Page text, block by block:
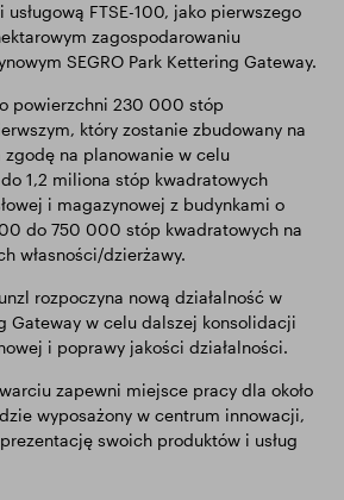
FTSE-100, jako pierwszego
zagospodarowaniu
SEGRO Park Kettering Gateway.
powierzchni 230 000 stóp
który zostanie zbudowany na
na planowanie w celu
1,2 miliona stóp kwadratowych
i magazynowej z budynkami o
do 750 000 stóp kwadratowych na
własności/dzierżawy.
rozpoczyna nową działalność w
Gateway w celu dalszej konsolidacji
i poprawy jakości działalności.
zapewni miejsce pracy dla około
wyposażony w centrum innowacji,
swoich produktów i usług